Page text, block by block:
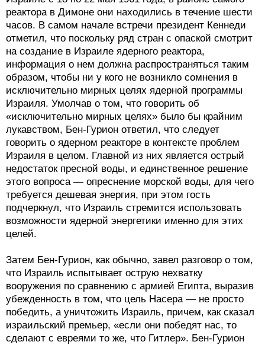
реактора в Димоне они находились в течение шести
часов. В самом начале встречи президент Кеннеди
отметил, что поскольку ряд стран с опаской смотрит
на создание в Израиле ядерного реактора,
информация о нем должна распространяться таким
образом, чтобы ни у кого не возникло сомнения в
исключительно мирных целях ядерной программы
Израиля. Умолчав о том, что говорить об
«исключительно мирных целях» было бы крайним
лукавством, Бен-Гурион ответил, что следует
говорить о ядерном реакторе в контексте проблем
Израиля в целом. Главной из них является острый
недостаток пресной воды, и единственное решение
этого вопроса — опреснение морской воды, для чего
требуется дешевая энергия, при этом гость
подчеркнул, что Израиль стремится использовать
возможности ядерной энергетики именно для этих
целей.
Затем Бен-Гурион, как обычно, завел разговор о том,
что Израиль испытывает острую нехватку
вооружения по сравнению с армией Египта, выразив
убежденность в том, что цель Насера — не просто
победить, а уничтожить Израиль, причем, как сказал
израильский премьер, «если они победят нас, то
сделают с евреями то же, что Гитлер». Бен-Гурион